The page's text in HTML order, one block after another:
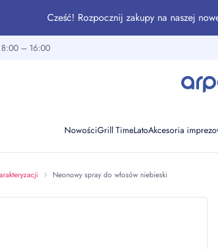
Cześć! Rozpocznij zakupy na naszej
8:00 – 16:00
NowościGrill TimeLatoAkcesoria
Neonowy spray do włosów niebieski